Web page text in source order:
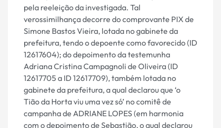
pela reeleição da investigada. Tal
verossimilhança decorre do comprovante PIX de
Simone Bastos Vieira, lotada no gabinete da
prefeitura, tendo o depoente como favorecido (ID
12617604); do depoimento da testemunha
Adriana Cristina Campagnoli de Oliveira (ID
12617705 a ID 12617709), também lotada no
gabinete da prefeitura, a qual declarou que ‘o
Tião da Horta viu uma vez só’ no comitê de
campanha de ADRIANE LOPES (em harmonia
com o depoimento de Sebastião, o qual declarou